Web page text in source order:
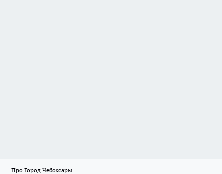
Про Город Чебоксары